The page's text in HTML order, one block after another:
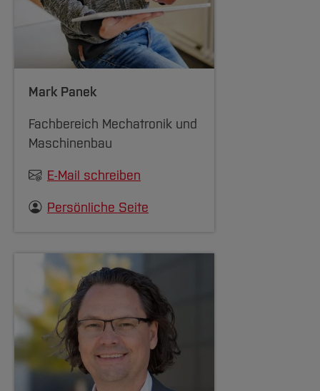
Mark Panek
Fachbereich Mechatronik und
Maschinenbau
E-Mail schreiben
Persönliche Seite